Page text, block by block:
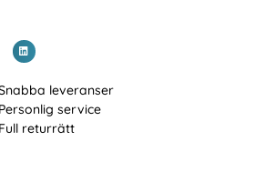
leveranser
Personlig service
Full returrätt